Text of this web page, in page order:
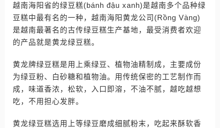
越南海阳省的绿豆糕(bánh đậu xanh)是越南多个品种绿
豆糕中最有名的一种，越南海阳黄龙公司(Rồng Vàng)
是越南最著名的古传绿豆糕生产基地，最受消费者欢迎
的产品就是黄龙绿豆糕。
黄龙牌绿豆糕是用上乘绿豆、植物油精制成，主要成份
为绿豆粉、白砂糖和植物油。用传统保密的工艺制作而
成，味道香浓，松软，入口即溶，不油不腻，越吃越想
吃，不用担心发胖。
黄龙绿豆糕选用上等绿豆磨成细腻粉末，吃起来酥软香